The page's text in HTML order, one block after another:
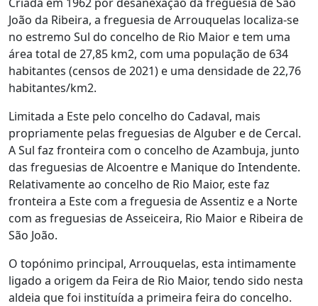
João da Ribeira, a freguesia de Arrouquelas localiza-se
no estremo Sul do concelho de Rio Maior e tem uma
área total de 27,85 km2, com uma população de 634
habitantes (censos de 2021) e uma densidade de 22,76
habitantes/km2.
Limitada a Este pelo concelho do Cadaval, mais
propriamente pelas freguesias de Alguber e de Cercal.
A Sul faz fronteira com o concelho de Azambuja, junto
das freguesias de Alcoentre e Manique do Intendente.
Relativamente ao concelho de Rio Maior, este faz
fronteira a Este com a freguesia de Assentiz e a Norte
com as freguesias de Asseiceira, Rio Maior e Ribeira de
São João.
O topónimo principal, Arrouquelas, esta intimamente
ligado a origem da Feira de Rio Maior, tendo sido nesta
aldeia que foi instituída a primeira feira do concelho.